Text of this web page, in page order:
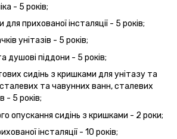
- 5 років;
для прихованої інсталяції - 5 років;
унітазів - 5 років;
душові піддони - 5 років;
сидінь з кришками для унітазу та
сталевих та чавунних ванн, сталевих
- 5 років;
опускання сидінь з кришками - 2 роки;
інсталяції - 10 років;